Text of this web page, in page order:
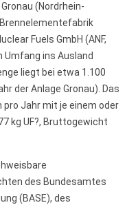
(Nordrhein-
Fuels GmbH (ANF,
ins Ausland
liegt bei etwa 1.100
der Anlage Gronau). Das
Jahr mit je einem oder
kg UF?, Bruttogewicht
des Bundesamtes
(BASE), des